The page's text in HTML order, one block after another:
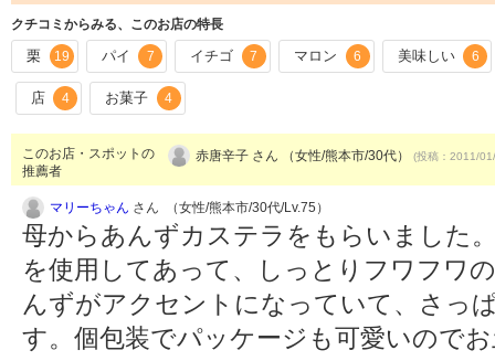
クチコミからみる、このお店の特長
栗 19 パイ 7 イチゴ 7 マロン 6 美味しい 6
店 4 お菓子 4
このお店・スポットの
推薦者
赤唐辛子 さん （女性/熊本市/30代） (投稿：2011/
マリーちゃん さん （女性/熊本市/30代/Lv.75）
母からあんずカステラをもらいました
を使用してあって、しっとりフワフワ
んずがアクセントになっていて、さっ
す。個包装でパッケージも可愛いので